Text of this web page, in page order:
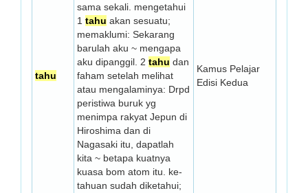
tahu
sama sekali. mengetahui
1 tahu akan sesuatu;
memaklumi: Sekarang
barulah aku ~ mengapa
aku dipanggil. 2 tahu dan
faham setelah melihat
atau mengalaminya: Drpd
peristiwa buruk yg
menimpa rakyat Jepun di
Hiroshima dan di
Nagasaki itu, dapatlah
kita ~ betapa kuatnya
kuasa bom atom itu. ke­
tahuan sudah diketahui;
Kamus Pelajar
Edisi Kedua